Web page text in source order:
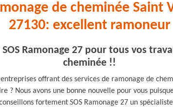
de cheminée Saint
27130: excellent ramoneur
Ramonage 27 pour tous vos
cheminée !!
offrant des services de ramonage de
? Nous avons une bonne nouvelle pour vous
fortement SOS Ramonage 27 un